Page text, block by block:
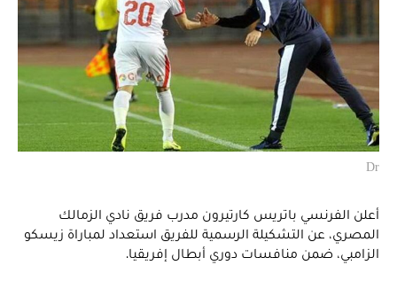
Dr
أعلن الفرنسي باتريس كارتيرون مدرب فريق نادي الزمالك
المصري، عن التشكيلة الرسمية للفريق استعداد لمباراة زيسكو
الزامبي، ضمن منافسات دوري أبطال إفريقيا.